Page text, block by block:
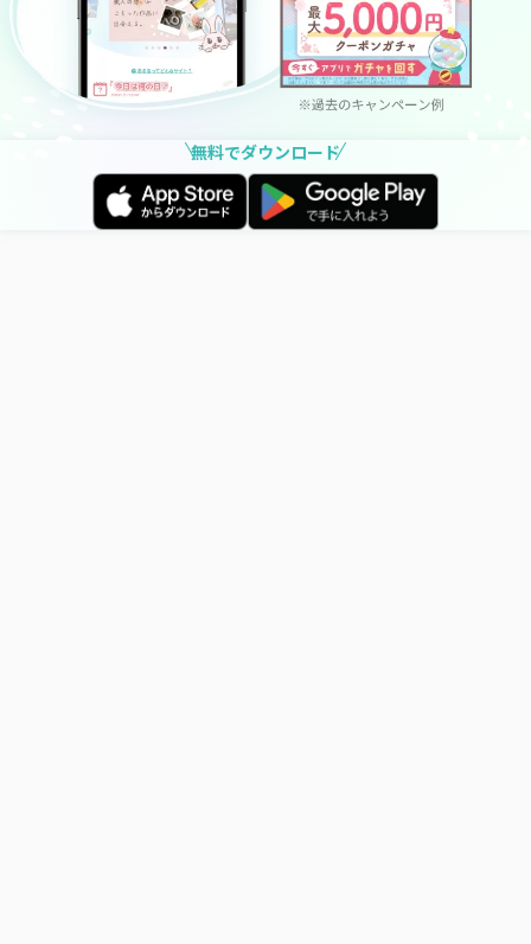
無料でダウンロード